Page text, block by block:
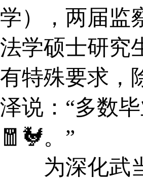
学），两届监
法学硕士研究
有特殊要求，
泽说：“多数
🧧🐓。”
为深化武当